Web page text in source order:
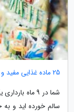
25 ماده غذایی مفید و مضر در تغذیه مادر شیرده و تاثیر آنها بر کودک
شما در 9 ماه
سالم خورده اید و